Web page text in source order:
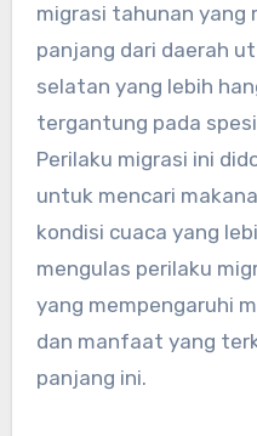
migrasi tahunan yang
panjang dari daerah
selatan yang lebih
tergantung pada
Perilaku migrasi ini
untuk mencari
kondisi cuaca yang
mengulas perilaku
yang mempengaruhi
dan manfaat yang
panjang ini.